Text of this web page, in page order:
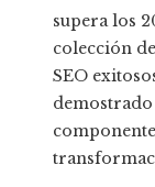
supera los
colección
SEO